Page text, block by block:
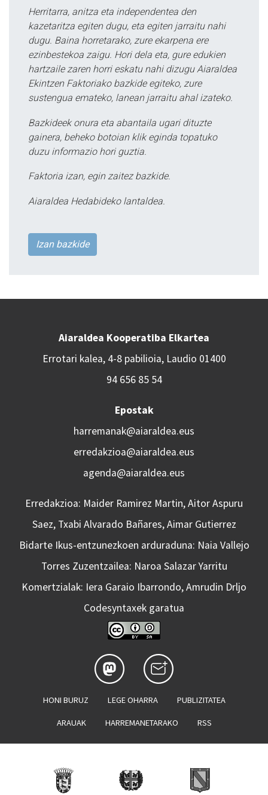
Herritarra, anitza eta independentea den
kazetaritza egiten dugu, eta egiten jarraitu nahi
dugu. Baina horretarako, zure ekarpena ere
ezinbestekoa zaigu. Hori dela eta, gure edukien
hartzaile zaren horri eskatu nahi dizugu Aiaraldea
Ekintzen Faktoriako bazkide egiteko, zure
sustengua emateko, lanean jarraitu ahal izateko.
Bazkideek onura eta abantaila ugari dituzte
gainera, beheko botoian klik eginda topatuko
duzu informazio hori guztia.
Faktoria izan, egin zaitez bazkide.
Aiaraldea Hedabideko lantaldea.
Izan bazkide
Aiaraldea Kooperatiba Elkartea
Errotari kalea, 4-8 pabilioia, Laudio 01400
94 656 85 54
Epostak
harremanak@aiaraldea.eus
erredakzioa@aiaraldea.eus
agenda@aiaraldea.eus
Erredakzioa: Maider Ramirez Martin, Aitor Aspuru
Saez, Txabi Alvarado Bañares, Aimar Gutierrez
Bidarte Ikus-entzunezkoen arduraduna: Naia Vallejo
Torres Zuzentzailea: Naroa Salazar Yarritu
Komertzialak: Iera Garaio Ibarrondo, Amrudin Drljo
Codesyntaxek garatua
HONI BURUZ LEGE OHARRA PUBLIZITATEA
ARAUAK HARREMANETARAKO RSS